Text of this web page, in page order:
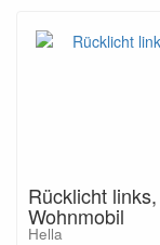
Rücklicht
Wohnmobil
Hella